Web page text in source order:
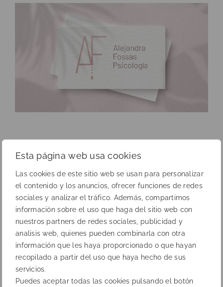
Esta página web usa cookies
Las cookies de este sitio web se usan para personalizar
el contenido y los anuncios, ofrecer funciones de redes
sociales y analizar el tráfico. Además, compartimos
información sobre el uso que haga del sitio web con
nuestros partners de redes sociales, publicidad y
analisis web, quienes pueden combinarla con otra
información que les haya proporcionado o que hayan
recopilado a partir del uso que haya hecho de sus
servicios.
Puedes aceptar todas las cookies pulsando el botón
Anterior Siguiente